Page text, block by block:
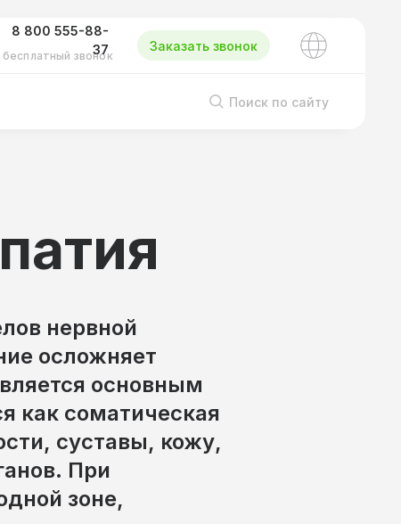
Поиск по сайту
Заказать звонок
бесплатный звонок
8 800 555-88-
37
нервной
осложняет
основным
как соматическая
суставы, кожу,
При
зоне,